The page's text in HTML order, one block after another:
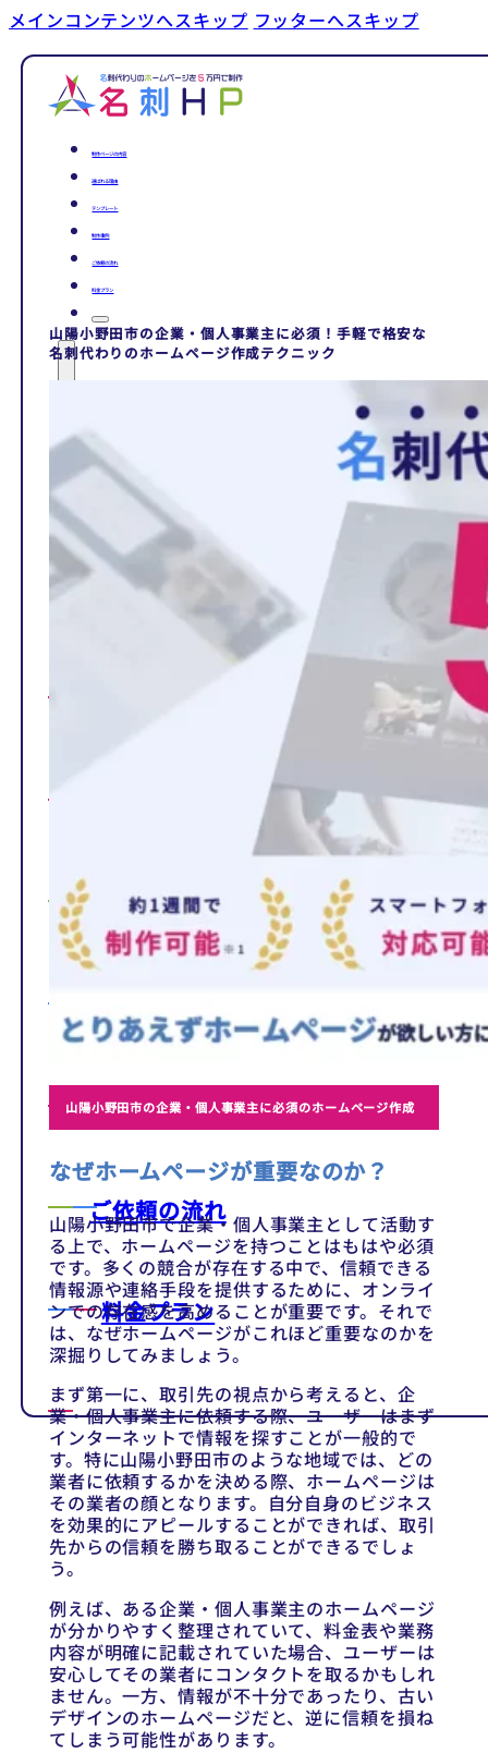
メインコンテンツへスキップ フッターへスキップ
制作ページの内容
選ばれる理由
テンプレート
制作事例
ご依頼の流れ
料金プラン
選ばれる理由
制作事例
ご依頼の流れ
料金プラン
山陽小野田市の企業・個人事業主に必須！手軽で格安な
名刺代わりのホームページ作成テクニック
山陽小野田市の企業・個人事業主に必須のホームページ作成
なぜホームページが重要なのか？
山陽小野田市で企業・個人事業主として活動す
る上で、ホームページを持つことはもはや必須
です。多くの競合が存在する中で、信頼できる
情報源や連絡手段を提供するために、オンライ
ンでの存在感を高めることが重要です。それで
は、なぜホームページがこれほど重要なのかを
深掘りしてみましょう。
まず第一に、取引先の視点から考えると、企
業・個人事業主に依頼する際、ユーザーはまず
インターネットで情報を探すことが一般的で
す。特に山陽小野田市のような地域では、どの
業者に依頼するかを決める際、ホームページは
その業者の顔となります。自分自身のビジネス
を効果的にアピールすることができれば、取引
先からの信頼を勝ち取ることができるでしょ
う。
例えば、ある企業・個人事業主のホームページ
が分かりやすく整理されていて、料金表や業務
内容が明確に記載されていた場合、ユーザーは
安心してその業者にコンタクトを取るかもしれ
ません。一方、情報が不十分であったり、古い
デザインのホームページだと、逆に信頼を損ね
てしまう可能性があります。